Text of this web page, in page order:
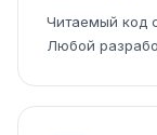
Читаемый код
Любой